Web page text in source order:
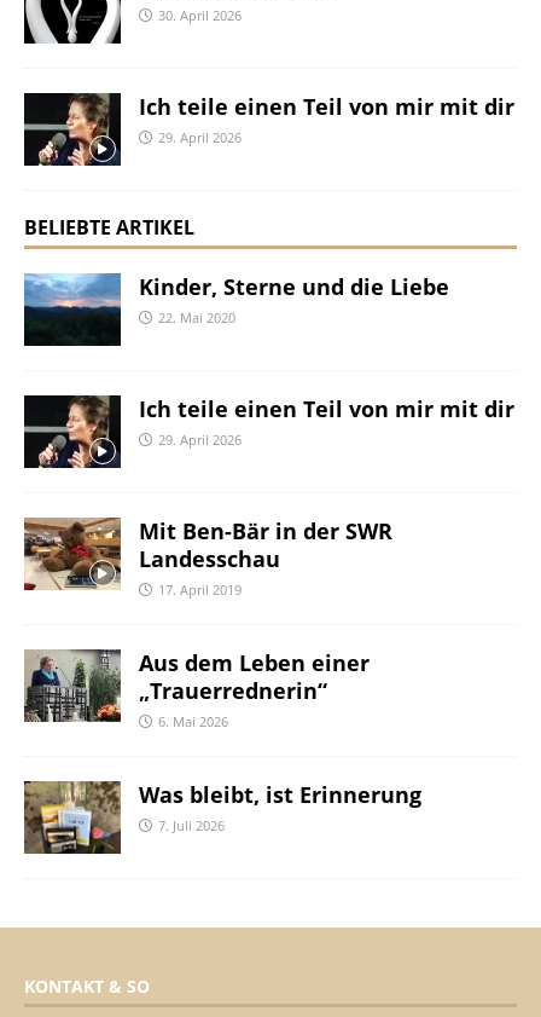
30. April 2026
Ich teile einen Teil von mir mit dir
29. April 2026
BELIEBTE ARTIKEL
Kinder, Sterne und die Liebe
22. Mai 2020
Ich teile einen Teil von mir mit dir
29. April 2026
Mit Ben-Bär in der SWR
Landesschau
17. April 2019
Aus dem Leben einer
„Trauerrednerin“
6. Mai 2026
Was bleibt, ist Erinnerung
7. Juli 2026
KONTAKT & SO